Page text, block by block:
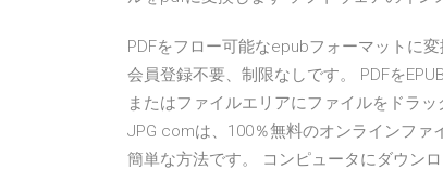
PDFをフロー可能なepubフォーマットに
会員登録不要、制限なしです。 PDFを
またはファイルエリアにファイルをドラ
JPG comは、100％無料のオンラインフ
簡単な方法です。 コンピュータにダウン